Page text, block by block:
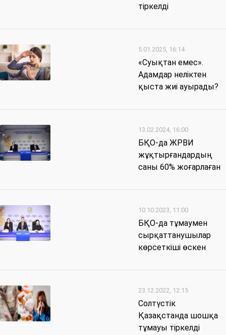
тіркелді
5.01.2025, 16:14
«Суықтан емес».
Адамдар неліктен
қыста жиі ауырады?
13.02.2024, 16:00
БҚО-да ЖРВИ
жұқтырғандардың
саны 60% жоғарлаған
10.10.2023, 11:00
БҚО-да тұмаумен
сырқаттанушылар
көрсеткіші өскен
23.12.2022, 12:15
Солтүстік
Қазақстанда шошқа
тұмауы тіркелді